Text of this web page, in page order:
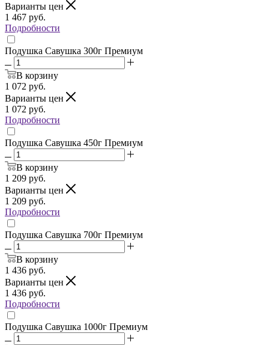
Варианты цен
1 467 руб.
Подробности
Подушка Савушка 300г Премиум
В корзину
1 072 руб.
Варианты цен
1 072 руб.
Подробности
Подушка Савушка 450г Премиум
В корзину
1 209 руб.
Варианты цен
1 209 руб.
Подробности
Подушка Савушка 700г Премиум
В корзину
1 436 руб.
Варианты цен
1 436 руб.
Подробности
Подушка Савушка 1000г Премиум